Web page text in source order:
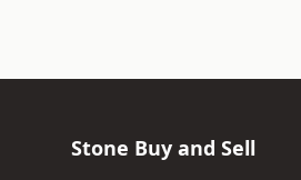
Stone Buy and Sell